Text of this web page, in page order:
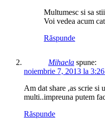
Multumesc si sa
Voi vedea acum
Răspunde
Mihaela spune:
noiembrie 7, 2013 la
Am dat share ,as scrie si
multi..impreuna putem
Răspunde